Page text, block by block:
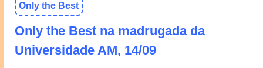
Only the Best
Only the Best na madrugada da
Universidade AM, 14/09